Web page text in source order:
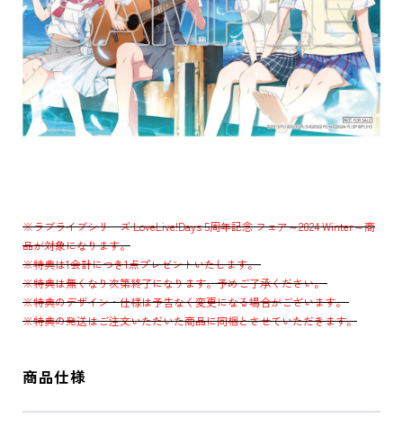
※ラブライブシリーズ LoveLive!Days 5周年記念 フェア～2024 Winter～商
品が対象になります。
※特典は1会計につき1点プレゼントいたします。
※特典は無くなり次第終了になります。予めご了承ください。
※特典のデザイン・仕様は予告なく変更になる場合がございます。
※特典の発送はご注文いただいた商品に同梱とさせていただきます。
商品仕様